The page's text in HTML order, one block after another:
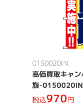
0150020IN
高価買取キャ
旗-0150020IN
税込970円